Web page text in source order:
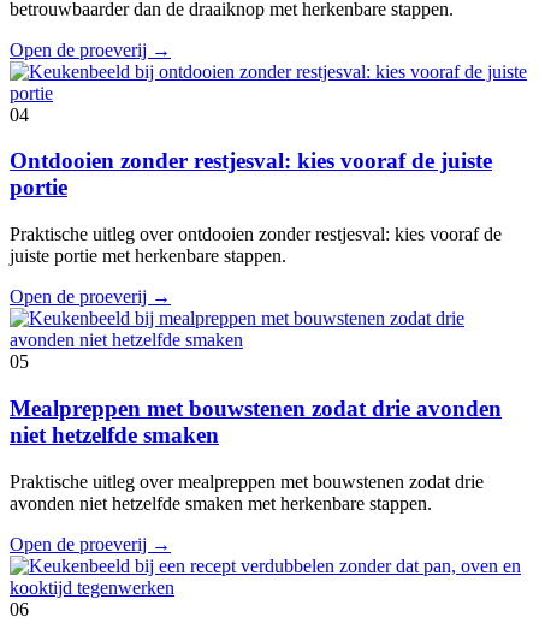
betrouwbaarder dan de draaiknop met herkenbare stappen.
Open de proeverij →
04
Ontdooien zonder restjesval: kies vooraf de juiste
portie
Praktische uitleg over ontdooien zonder restjesval: kies vooraf de
juiste portie met herkenbare stappen.
Open de proeverij →
05
Mealpreppen met bouwstenen zodat drie avonden
niet hetzelfde smaken
Praktische uitleg over mealpreppen met bouwstenen zodat drie
avonden niet hetzelfde smaken met herkenbare stappen.
Open de proeverij →
06